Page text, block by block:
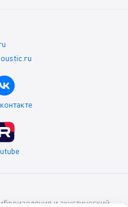
и акустический